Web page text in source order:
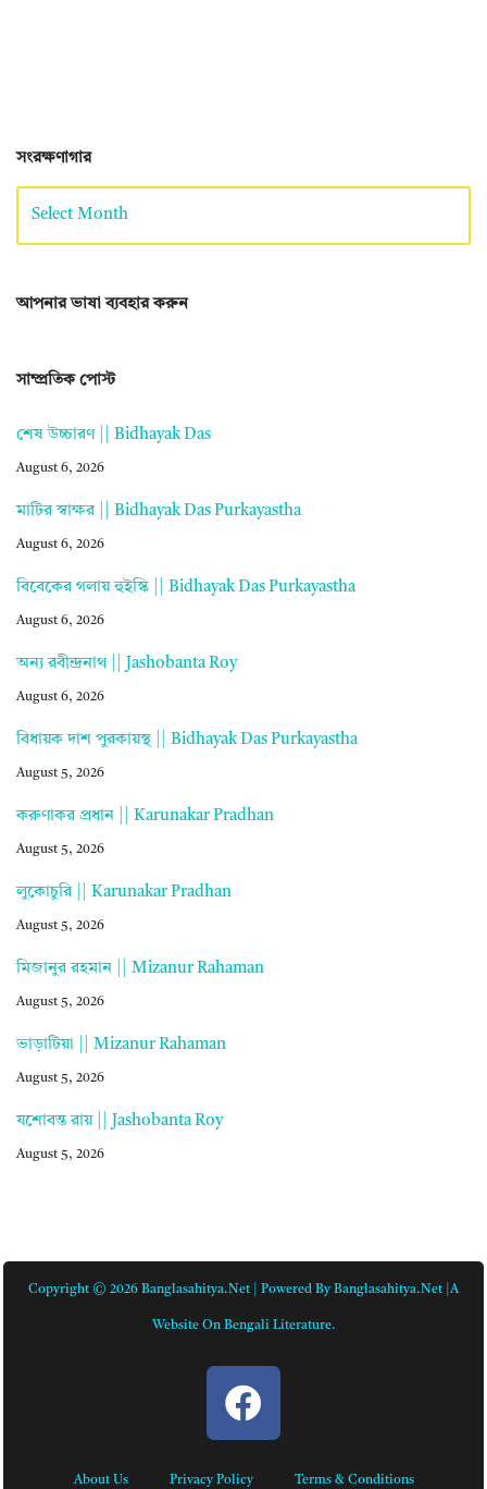
সংরক্ষণাগার
আপনার ভাষা ব্যবহার করুন
সাম্প্রতিক পোস্ট
শেষ উচ্চারণ || Bidhayak Das
August 6, 2026
মাটির স্বাক্ষর || Bidhayak Das Purkayastha
August 6, 2026
বিবেকের গলায় হুইস্কি || Bidhayak Das Purkayastha
August 6, 2026
অন্য রবীন্দ্রনাথ || Jashobanta Roy
August 6, 2026
বিধায়ক দাশ পুরকায়স্থ || Bidhayak Das Purkayastha
August 5, 2026
করুণাকর প্রধান || Karunakar Pradhan
August 5, 2026
লুকোচুরি || Karunakar Pradhan
August 5, 2026
মিজানুর রহমান || Mizanur Rahaman
August 5, 2026
ভাড়াটিয়া || Mizanur Rahaman
August 5, 2026
যশোবন্ত রায় || Jashobanta Roy
August 5, 2026
Copyright © 2026 Banglasahitya.net | Powered By Banglasahitya.net |A
Website On Bengali Literature.
About Us Privacy Policy Terms & Conditions